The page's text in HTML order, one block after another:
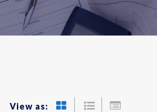
View as: